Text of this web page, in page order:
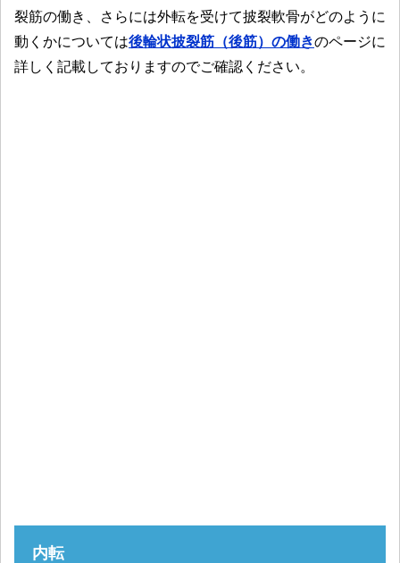
裂筋の働き、さらには外転を受けて披裂軟骨がどのように
動くかについては後輪状披裂筋（後筋）の働きのページに
詳しく記載しておりますのでご確認ください。
内転